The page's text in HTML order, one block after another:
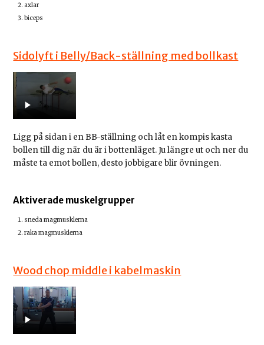
axlar
biceps
Sidolyft i Belly/Back-ställning med bollkast
Ligg på sidan i en BB-ställning och låt en kompis kasta
bollen till dig när du är i bottenläget. Ju längre ut och ner du
måste ta emot bollen, desto jobbigare blir övningen.
Aktiverade muskelgrupper
sneda magmusklerna
raka magmusklerna
Wood chop middle i kabelmaskin